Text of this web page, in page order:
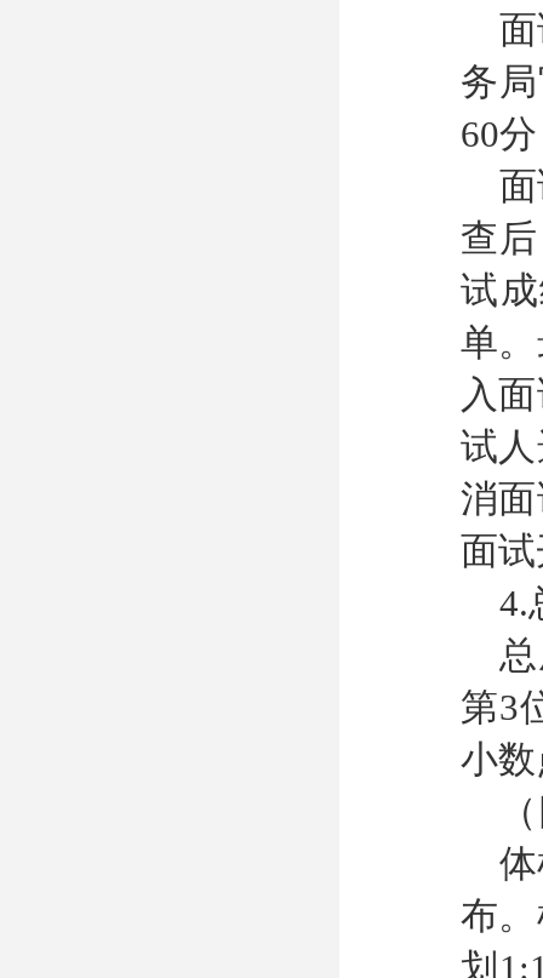
务
60
查
试
单
入
试
消
面
4.
第3
小
布
划